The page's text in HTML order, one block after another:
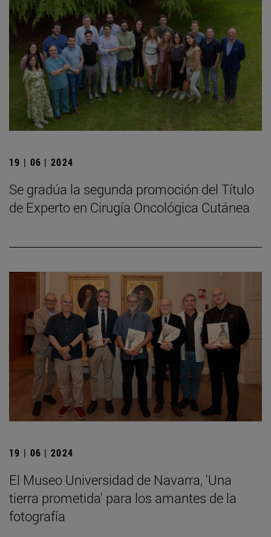
19 | 06 | 2024
Se gradúa la segunda promoción del Título
de Experto en Cirugía Oncológica Cutánea
19 | 06 | 2024
El Museo Universidad de Navarra, 'Una
tierra prometida' para los amantes de la
fotografía